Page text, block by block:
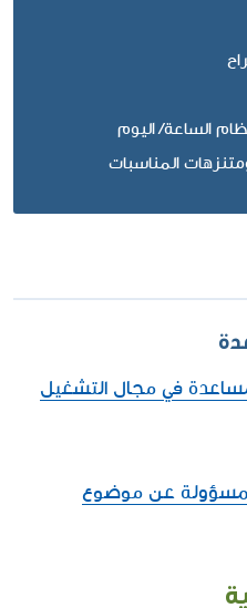
الساعة/ اليوم
المناسبات
في مجال التشغيل
عن موضوع